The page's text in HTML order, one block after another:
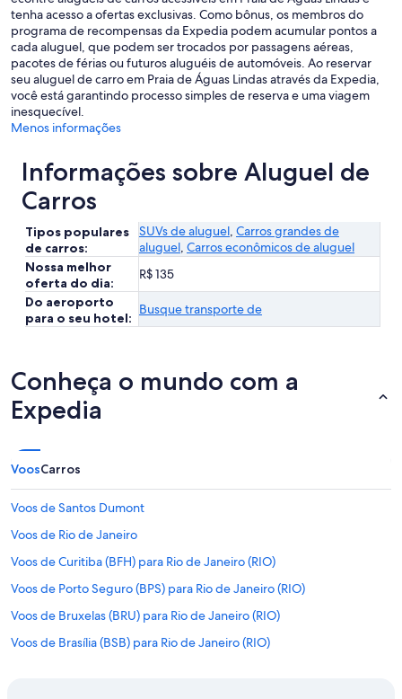
tenha acesso a ofertas exclusivas. Como bônus, os membros do
programa de recompensas da Expedia podem acumular pontos a
cada aluguel, que podem ser trocados por passagens aéreas,
pacotes de férias ou futuros aluguéis de automóveis. Ao reservar
seu aluguel de carro em Praia de Águas Lindas através da Expedia,
você está garantindo processo simples de reserva e uma viagem
inesquecível.
Menos informações
Informações sobre Aluguel de
Carros
Tipos populares
de carros:
SUVs de aluguel, Carros grandes de
aluguel, Carros econômicos de aluguel
Nossa melhor
oferta do dia:
R$ 135
Do aeroporto
para o seu hotel:
Busque transporte de
Conheça o mundo com a
Expedia
VoosCarros
Voos de Santos Dumont
Voos de Rio de Janeiro
Voos de Curitiba (BFH) para Rio de Janeiro (RIO)
Voos de Porto Seguro (BPS) para Rio de Janeiro (RIO)
Voos de Bruxelas (BRU) para Rio de Janeiro (RIO)
Voos de Brasília (BSB) para Rio de Janeiro (RIO)